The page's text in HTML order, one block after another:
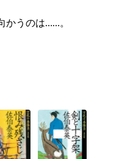
かうのは……。